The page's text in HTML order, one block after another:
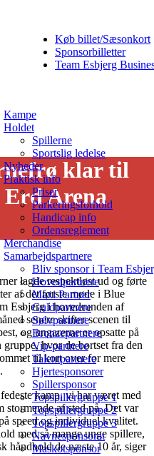
Køb billet/Sæsonkort
Sponsorbilletter
Team Esbjerg
Kampe
Holdet
Spillerne
Sportslig ledelse
Nyheder
Praktisk info
Priser
Parkeringsforhold
Handicap info
Ordensreglement
Merchandise
Samarbejdspartnere
Bliv sponsor i Team
Hovedpartnere
Maxi Partner
Guldpartnere
Sølvpartnere
Bronzepartnere
Vip-partnere
Talentpartnere
Hjertesponsorer
Spillersponsor
Topspillergruppe 1
Topspillergruppe 2
Topspillergruppe 3
Navnesponsorat
Maskotsponsor
klar til
Arena
lagde respektløst ud og førte
af det første møde i Blue
Esbjerg i hovedrunden af
senere skifter scenen til
og ungarerne er opsatte på
hvor de bortset fra den
til kort over for mere
kamp, vi har været med
af sted på. Det var
speed og individuel kvalitet.
med så mange unge spillere,
håndbold de næste 10 år, siger